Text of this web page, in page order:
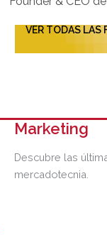
VER TODAS LAS
Marketing
Descubre las
mercadotecnia.